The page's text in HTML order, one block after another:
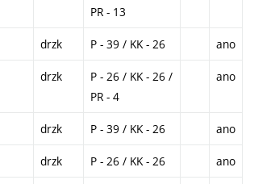
PR - 13
drzk P - 39 / KK - 26 ano
drzk
P - 26 / KK - 26 /
PR - 4
ano
drzk P - 39 / KK - 26 ano
drzk P - 26 / KK - 26 ano